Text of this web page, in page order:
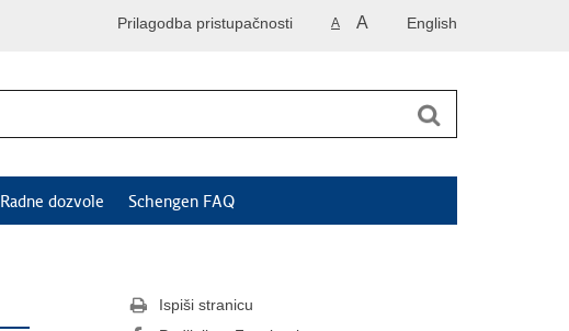
English
A A
Prilagodba pristupačnosti
Radne dozvole Schengen FAQ
Ispiši stranicu